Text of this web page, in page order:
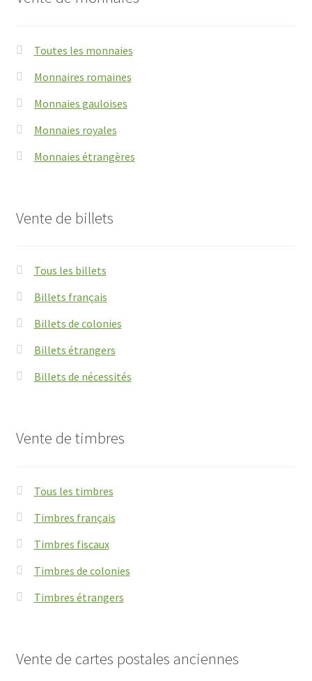
Toutes les monnaies
Monnaires romaines
Monnaies gauloises
Monnaies royales
Monnaies étrangères
Vente de billets
Tous les billets
Billets français
Billets de colonies
Billets étrangers
Billets de nécessités
Vente de timbres
Tous les timbres
Timbres français
Timbres fiscaux
Timbres de colonies
Timbres étrangers
Vente de cartes postales anciennes